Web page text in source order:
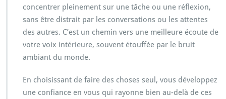
concentrer pleinement sur une tâche ou une réflexion,
sans être distrait par les conversations ou les attentes
des autres. C’est un chemin vers une meilleure écoute de
votre voix intérieure, souvent étouffée par le bruit
ambiant du monde.
En choisissant de faire des choses seul, vous développez
une confiance en vous qui rayonne bien au-delà de ces